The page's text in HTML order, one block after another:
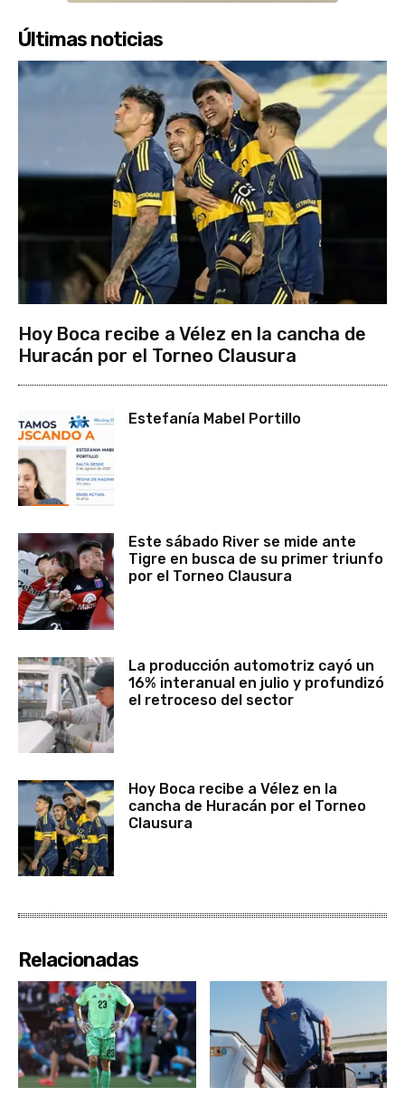
Últimas noticias
Hoy Boca recibe a Vélez en la cancha de
Huracán por el Torneo Clausura
Estefanía Mabel Portillo
Este sábado River se mide ante
Tigre en busca de su primer triunfo
por el Torneo Clausura
La producción automotriz cayó un
16% interanual en julio y profundizó
el retroceso del sector
Hoy Boca recibe a Vélez en la
cancha de Huracán por el Torneo
Clausura
Relacionadas